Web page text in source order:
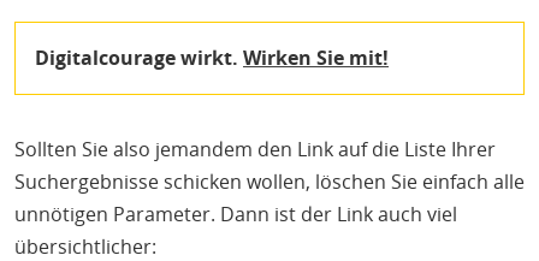
Digitalcourage wirkt. Wirken Sie mit!
Sollten Sie also jemandem den Link auf die Liste Ihrer
Suchergebnisse schicken wollen, löschen Sie einfach alle
unnötigen Parameter. Dann ist der Link auch viel
übersichtlicher: